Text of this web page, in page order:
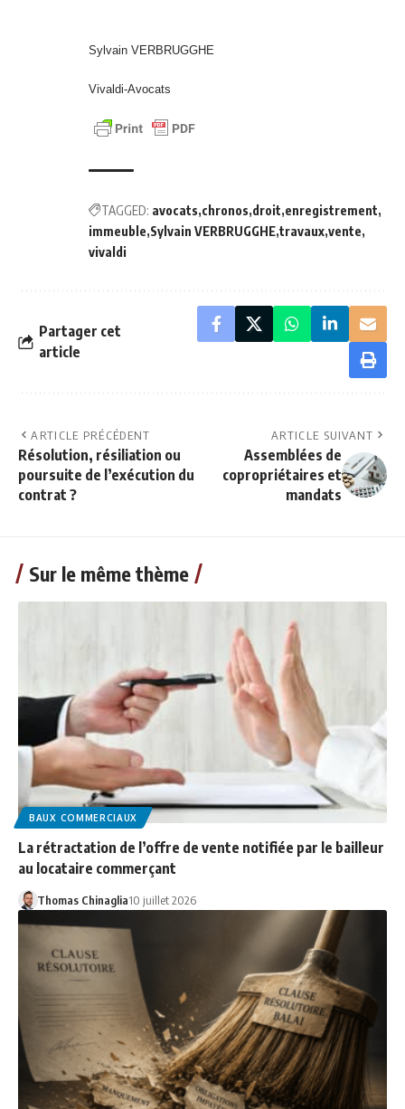
Sylvain VERBRUGGHE
Vivaldi-Avocats
TAGGED: avocats chronos droit enregistrement
immeuble Sylvain VERBRUGGHE travaux vente
vivaldi
Partager cet
article
ARTICLE PRÉCÉDENT
Résolution, résiliation ou
poursuite de l’exécution du
contrat ?
ARTICLE SUIVANT
Assemblées de
copropriétaires et
mandats
Sur le même thème
BAUX COMMERCIAUX
La rétractation de l’offre de vente notifiée par le bailleur
au locataire commerçant
Thomas Chinaglia10 juillet 2026